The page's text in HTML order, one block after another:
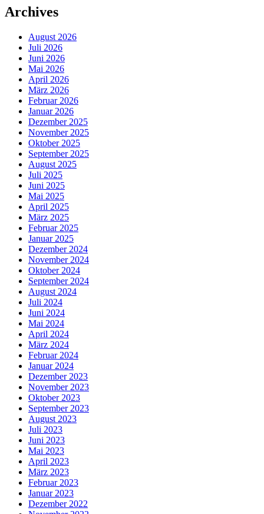
Archives
August 2026
Juli 2026
Juni 2026
Mai 2026
April 2026
März 2026
Februar 2026
Januar 2026
Dezember 2025
November 2025
Oktober 2025
September 2025
August 2025
Juli 2025
Juni 2025
Mai 2025
April 2025
März 2025
Februar 2025
Januar 2025
Dezember 2024
November 2024
Oktober 2024
September 2024
August 2024
Juli 2024
Juni 2024
Mai 2024
April 2024
März 2024
Februar 2024
Januar 2024
Dezember 2023
November 2023
Oktober 2023
September 2023
August 2023
Juli 2023
Juni 2023
Mai 2023
April 2023
März 2023
Februar 2023
Januar 2023
Dezember 2022